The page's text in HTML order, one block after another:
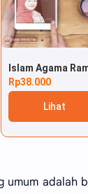
Rp38.000
Lihat
umum adalah